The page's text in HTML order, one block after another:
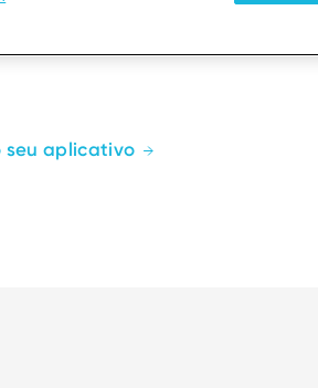
soluções de
seu aplicativo